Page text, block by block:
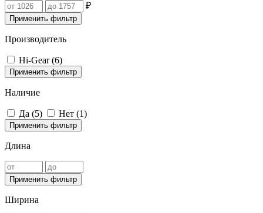
₽
Применить фильтр
Производитель
Hi-Gear (6)
Применить фильтр
Наличие
Да (5) Нет (1)
Применить фильтр
Длина
Применить фильтр
Ширина